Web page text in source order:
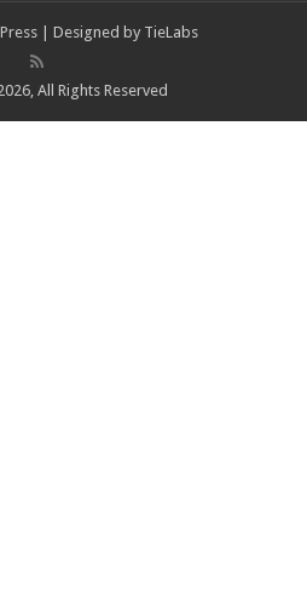
| Designed by TieLabs
All Rights Reserved